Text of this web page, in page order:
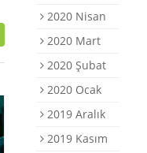
2020 Nisan
2020 Mart
2020 Şubat
2020 Ocak
2019 Aralık
2019 Kasım